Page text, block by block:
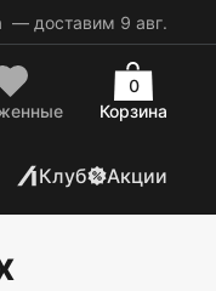
— доставим 9 авг.
Корзина
0
Клуб Акции